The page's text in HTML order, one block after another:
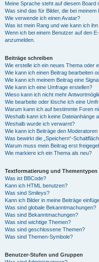
Meine Sprache steht auf diesem Board
Was sind das für Bilder, die bei
Wie verwende ich einen Avatar?
Was ist mein Rang und wie kann ich
Wenn ich bei einem Benutzer auf den
anzumelden.
Beiträge schreiben
Wie erstelle ich ein neues Thema oder
Wie kann ich einen Beitrag bearbeiten
Wie kann ich meinem Beitrag eine
Wie kann ich eine Umfrage erstellen?
Wieso kann ich nicht mehr
Wie bearbeite oder lösche ich eine
Warum kann ich auf bestimmte Foren
Weshalb kann ich keine Dateianhänge
Weshalb wurde ich verwarnt?
Wie kann ich Beiträge den Moderatoren
Was bewirkt die „Speichern“-
Warum muss mein Beitrag erst
Wie markiere ich ein Thema als neu?
Textformatierung und Thementypen
Was ist BBCode?
Kann ich HTML benutzen?
Was sind Smileys?
Kann ich Bilder in meine Beiträge
Was sind globale Bekanntmachungen?
Was sind Bekanntmachungen?
Was sind wichtige Themen?
Was sind geschlossene Themen?
Was sind Themen-Symbole?
Benutzer-Stufen und Gruppen